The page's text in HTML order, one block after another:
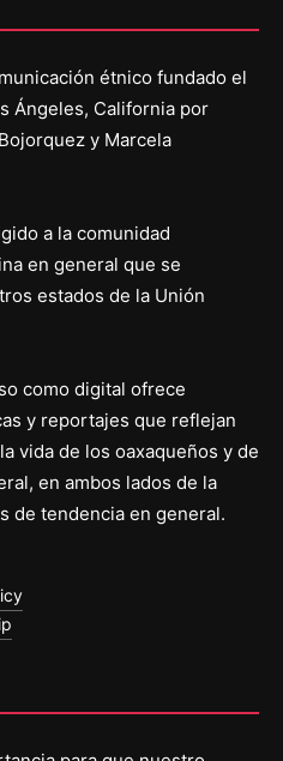
étnico fundado el
Ángeles, California por
y Marcela
a la comunidad
en general que se
estados de la Unión
como digital ofrece
y reportajes que reflejan
vida de los oaxaqueños y de
en ambos lados de la
de tendencia en general.